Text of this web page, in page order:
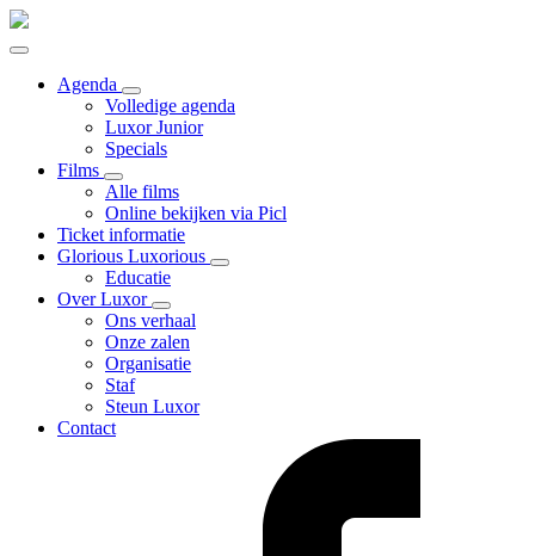
Agenda
Volledige agenda
Luxor Junior
Specials
Films
Alle films
Online bekijken via Picl
Ticket informatie
Glorious Luxorious
Educatie
Over Luxor
Ons verhaal
Onze zalen
Organisatie
Staf
Steun Luxor
Contact